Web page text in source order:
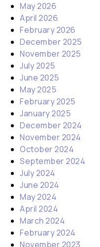
May 2026
April 2026
February 2026
December 2025
November 2025
July 2025
June 2025
May 2025
February 2025
January 2025
December 2024
November 2024
October 2024
September 2024
July 2024
June 2024
May 2024
April 2024
March 2024
February 2024
November 2023